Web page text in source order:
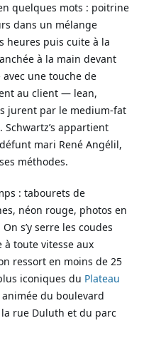
quelques mots : poitrine
dans un mélange
heures puis cuite à la
à la main devant
une touche de
au client — lean,
jurent par le medium-fat
appartient
mari René Angélil,
méthodes.
: tabourets de
néon rouge, photos en
s’y serre les coudes
à toute vitesse aux
ressort en moins de 25
iconiques du Plateau
du boulevard
rue Duluth et du parc